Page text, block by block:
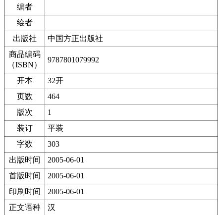
编者
绘者
出版社
中国方正出版社
商品编码
（ISBN）
9787801079992
开本
32开
页数
464
版次
1
装订
平装
字数
303
出版时间
2005-06-01
首版时间
2005-06-01
印刷时间
2005-06-01
正文语种
汉